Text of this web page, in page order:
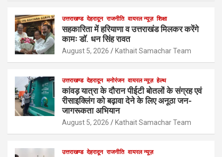
उत्तराखण्ड देहरादून राजनीति वायरल न्यूज़ शिक्षा
सहकारिता में हरियाणा व उत्तराखंड मिलकर करेंगे
कामः डाॅ. धन सिंह रावत
August 5, 2026 Kathait Samachar Team
उत्तराखण्ड देहरादून मनोरंजन वायरल न्यूज़ हेल्थ
कांवड़ यात्रा के दौरान पीईटी बोतलों के संग्रह एवं
रीसाइक्लिंग को बढ़ावा देने के लिए अनूठा जन-
जागरूकता अभियान
August 5, 2026 Kathait Samachar Team
उत्तराखण्ड देहरादून राजनीति वायरल न्यूज़